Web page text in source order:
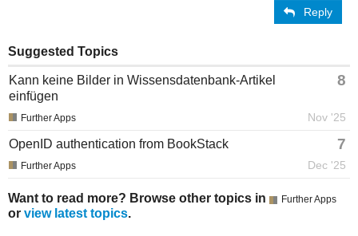
Reply
Suggested Topics
Kann keine Bilder in Wissensdatenbank-Artikel
einfügen
8
Nov '25
Further Apps
OpenID authentication from BookStack 7
Dec '25
Further Apps
Want to read more? Browse other topics in Further Apps
or view latest topics.